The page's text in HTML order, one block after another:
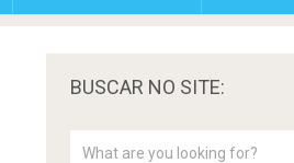
BUSCAR NO SITE: